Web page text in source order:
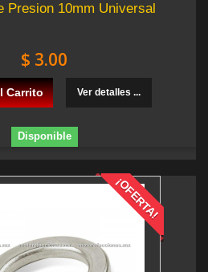
Presion 10mm Universal
$ 3.00
Carrito Ver detalles ...
Disponible
¡OFERTA!